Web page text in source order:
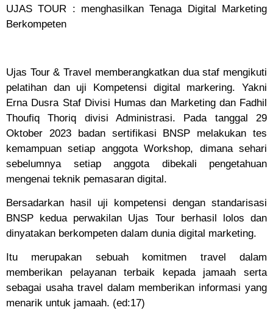
UJAS TOUR : menghasilkan Tenaga Digital Marketing
Berkompeten
Ujas Tour & Travel memberangkatkan dua staf mengikuti
pelatihan dan uji Kompetensi digital markering. Yakni
Erna Dusra Staf Divisi Humas dan Marketing dan Fadhil
Thoufiq Thoriq divisi Administrasi. Pada tanggal 29
Oktober 2023 badan sertifikasi BNSP melakukan tes
kemampuan setiap anggota Workshop, dimana sehari
sebelumnya setiap anggota dibekali pengetahuan
mengenai teknik pemasaran digital.
Bersadarkan hasil uji kompetensi dengan standarisasi
BNSP kedua perwakilan Ujas Tour berhasil lolos dan
dinyatakan berkompeten dalam dunia digital marketing.
Itu merupakan sebuah komitmen travel dalam
memberikan pelayanan terbaik kepada jamaah serta
sebagai usaha travel dalam memberikan informasi yang
menarik untuk jamaah. (ed:17)